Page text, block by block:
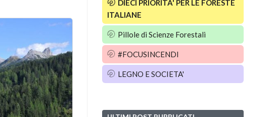
DIECI PRIORITA' PER LE FORESTE
ITALIANE
Pillole di Scienze Forestali
#FOCUSINCENDI
LEGNO E SOCIETA'